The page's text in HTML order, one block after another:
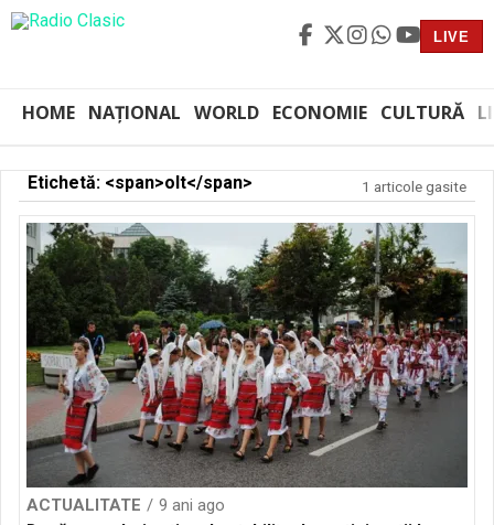
LIVE
HOME NAȚIONAL WORLD ECONOMIE CULTURĂ
Etichetă: <span>olt</span> 1 articole gasite
ACTUALITATE
9 ani ago